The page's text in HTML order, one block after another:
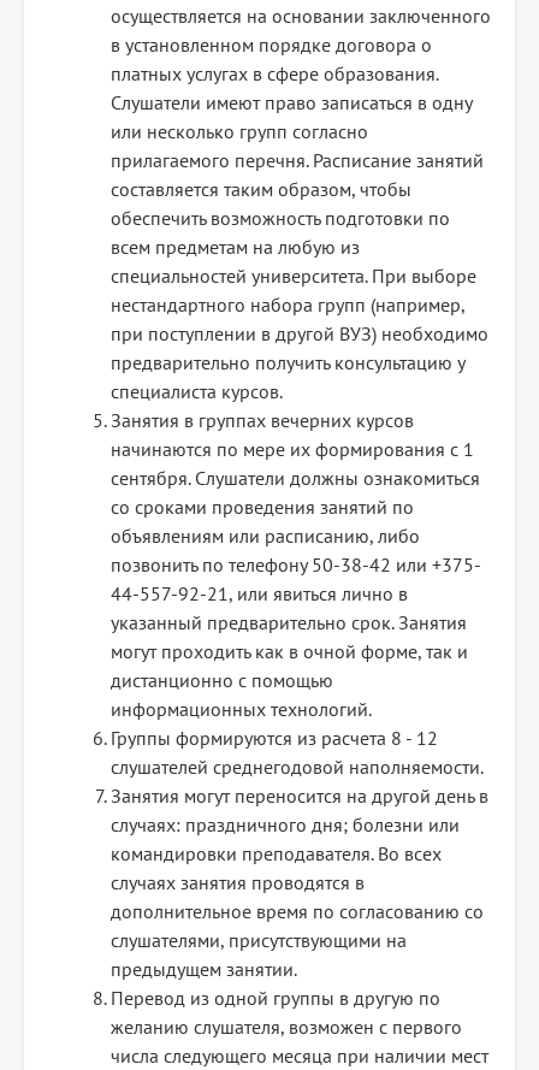
осуществляется на основании заключенного
в установленном порядке договора о
платных услугах в сфере образования.
Слушатели имеют право записаться в одну
или несколько групп согласно
прилагаемого перечня. Расписание занятий
составляется таким образом, чтобы
обеспечить возможность подготовки по
всем предметам на любую из
специальностей университета. При выборе
нестандартного набора групп (например,
при поступлении в другой ВУЗ) необходимо
предварительно получить консультацию у
специалиста курсов.
Занятия в группах вечерних курсов
начинаются по мере их формирования с 1
сентября. Слушатели должны ознакомиться
со сроками проведения занятий по
объявлениям или расписанию, либо
позвонить по телефону 50-38-42 или +375-
44-557-92-21, или явиться лично в
указанный предварительно срок. Занятия
могут проходить как в очной форме, так и
дистанционно с помощью
информационных технологий.
Группы формируются из расчета 8 - 12
слушателей среднегодовой наполняемости.
Занятия могут переносится на другой день в
случаях: праздничного дня; болезни или
командировки преподавателя. Во всех
случаях занятия проводятся в
дополнительное время по согласованию со
слушателями, присутствующими на
предыдущем занятии.
Перевод из одной группы в другую по
желанию слушателя, возможен с первого
числа следующего месяца при наличии мест